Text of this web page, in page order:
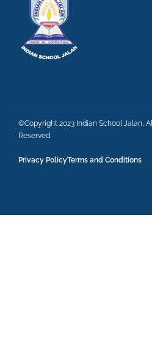
©Copyright 2023 Indian School Jalan,
Reserved
Privacy PolicyTerms and Conditions